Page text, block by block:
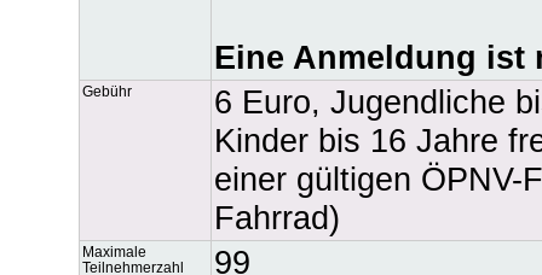
Eine Anmeldung
Gebühr
6 Euro, Jugendliche
Kinder bis 16 Jahre
einer gültigen ÖPNV-
Fahrrad)
Maximale
Teilnehmerzahl
99